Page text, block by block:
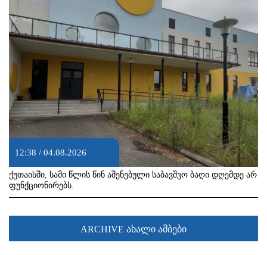
12:38 / 04.08.2026
ქუთაისში, სამი წლის წინ აშენებული საბავშვო ბაღი დღემდე არ
ფუნქციონირებს.
ARCHIVE ახალი ამბები